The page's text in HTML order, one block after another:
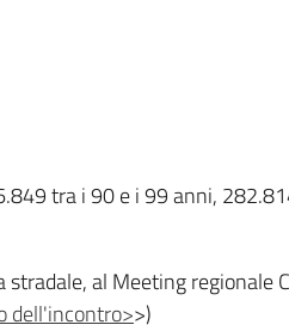
tra i 90 e i 99 anni,
al Meeting regionale
dell'incontro>>)